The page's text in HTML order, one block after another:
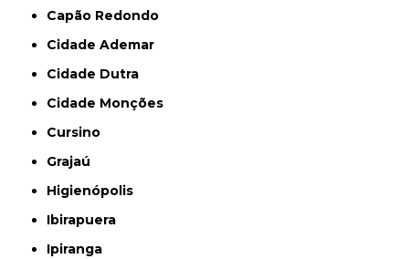
Capão Redondo
Cidade Ademar
Cidade Dutra
Cidade Monções
Cursino
Grajaú
Higienópolis
Ibirapuera
Ipiranga